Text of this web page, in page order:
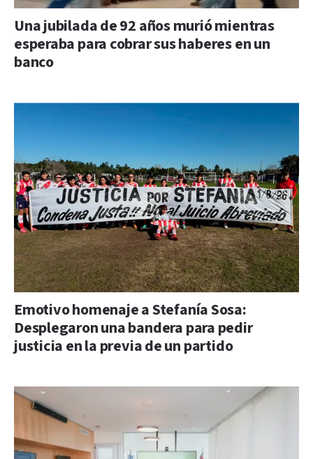
Una jubilada de 92 años murió mientras
esperaba para cobrar sus haberes en un
banco
Emotivo homenaje a Stefanía Sosa:
Desplegaron una bandera para pedir
justicia en la previa de un partido